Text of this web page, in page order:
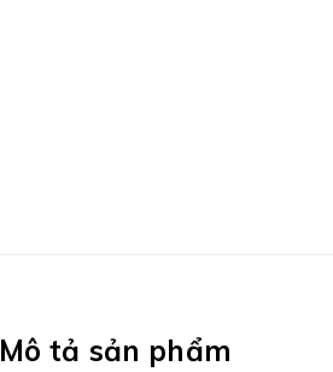
Mô tả sản phẩm